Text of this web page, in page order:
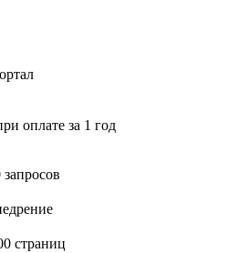
оплате за 1 год
страниц